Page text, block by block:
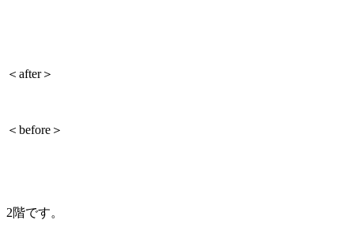
＜after＞
＜before＞
2階です。